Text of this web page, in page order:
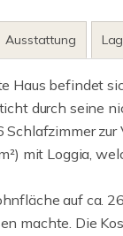
Ausstattung
Haus befindet
durch seine
mit Loggia,
auf ca.
machte. Die